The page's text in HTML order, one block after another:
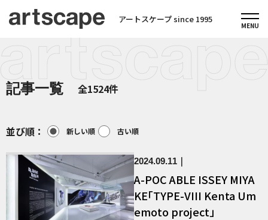
アートスケープ since 1995
記事一覧 全1524件
並び順： 新しい順 古い順
2024.09.11
A-POC ABLE ISSEY MIYA
KE「TYPE-VIII Kenta Um
emoto project」